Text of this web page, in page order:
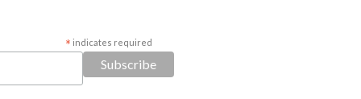
* indicates required